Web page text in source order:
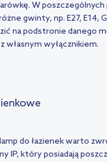
W
gwinty, np. E27, E14,
na podstronie danego
własnym wyłącznikiem.
do łazienek warto
IP, który posiadają